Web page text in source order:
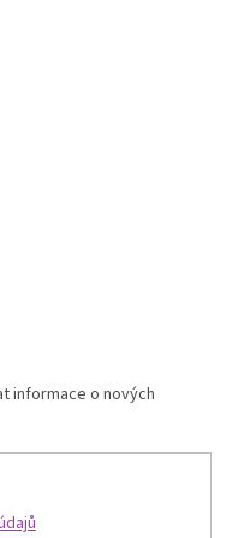
informace o nových